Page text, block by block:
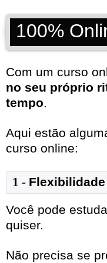
100%
Com um curso
no seu próprio
tempo.
Aqui estão
curso online:
1 - Flexibilidade
Você pode
quiser.
Não precisa se